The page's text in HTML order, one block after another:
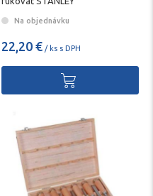
Na objednávku
22,20 € / ks s DPH